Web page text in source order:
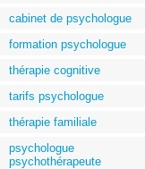
cabinet de psychologue
formation psychologue
thérapie cognitive
tarifs psychologue
thérapie familiale
psychologue
psychothérapeute